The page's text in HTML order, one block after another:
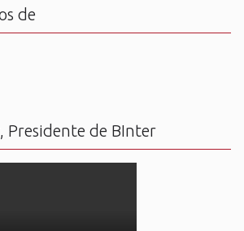
de
Presidente de BInter